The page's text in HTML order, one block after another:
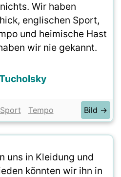
Wir haben
englischen Sport,
und heimische Hast
wir nie gekannt.
Sport Tempo Bild →
uns in Kleidung und
könnten wir ihn in